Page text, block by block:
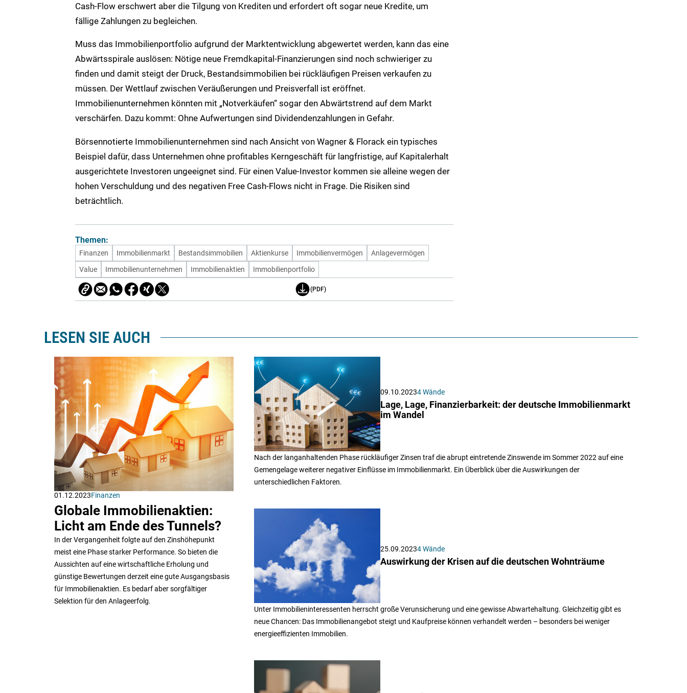
Cash-Flow erschwert aber die Tilgung von Krediten und erfordert oft sogar neue Kredite, um
fällige Zahlungen zu begleichen.
Muss das Immobilienportfolio aufgrund der Marktentwicklung abgewertet werden, kann das eine
Abwärtsspirale auslösen: Nötige neue Fremdkapital-Finanzierungen sind noch schwieriger zu
finden und damit steigt der Druck, Bestandsimmobilien bei rückläufigen Preisen verkaufen zu
müssen. Der Wettlauf zwischen Veräußerungen und Preisverfall ist eröffnet.
Immobilienunternehmen könnten mit „Notverkäufen“ sogar den Abwärtstrend auf dem Markt
verschärfen. Dazu kommt: Ohne Aufwertungen sind Dividendenzahlungen in Gefahr.
Börsennotierte Immobilienunternehmen sind nach Ansicht von Wagner & Florack ein typisches
Beispiel dafür, dass Unternehmen ohne profitables Kerngeschäft für langfristige, auf Kapitalerhalt
ausgerichtete Investoren ungeeignet sind. Für einen Value-Investor kommen sie alleine wegen der
hohen Verschuldung und des negativen Free Cash-Flows nicht in Frage. Die Risiken sind
beträchtlich.
Themen:
Finanzen Immobilienmarkt Bestandsimmobilien Aktienkurse Immobilienvermögen
Anlagevermögen
Value
Immobilienunternehmen Immobilienaktien Immobilienportfolio
(PDF)
LESEN SIE AUCH
01.12.2023Finanzen
Globale Immobilienaktien:
Licht am Ende des Tunnels?
In der Vergangenheit folgte auf den Zinshöhepunkt
meist eine Phase starker Performance. So bieten die
Aussichten auf eine wirtschaftliche Erholung und
günstige Bewertungen derzeit eine gute Ausgangsbasis
für Immobilienaktien. Es bedarf aber sorgfältiger
Selektion für den Anlageerfolg.
09.10.20234 Wände
Lage, Lage, Finanzierbarkeit: der deutsche Immobilienmarkt
im Wandel
Nach der langanhaltenden Phase rückläufiger Zinsen traf die abrupt eintretende Zinswende im Sommer 2022 auf eine
Gemengelage weiterer negativer Einflüsse im Immobilienmarkt. Ein Überblick über die Auswirkungen der
unterschiedlichen Faktoren.
25.09.20234 Wände
Auswirkung der Krisen auf die deutschen Wohnträume
Unter Immobilieninteressenten herrscht große Verunsicherung und eine gewisse Abwartehaltung. Gleichzeitig gibt es
neue Chancen: Das Immobilienangebot steigt und Kaufpreise können verhandelt werden – besonders bei weniger
energieeffizienten Immobilien.